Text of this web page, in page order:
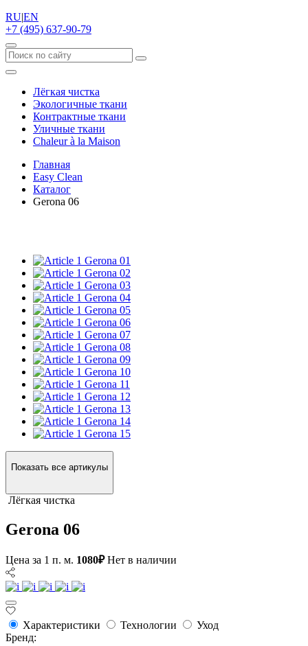
RU|EN
+7 (495) 637-90-79
Лёгкая чистка
Экологичные ткани
Контрактные ткани
Уличные ткани
Сhaleur à la Maison
Главная
Easy Clean
Каталог
Gerona 06
Gerona 01
Gerona 02
Gerona 03
Gerona 04
Gerona 05
Gerona 06
Gerona 07
Gerona 08
Gerona 09
Gerona 10
Gerona 11
Gerona 12
Gerona 13
Gerona 14
Gerona 15
Показать все артикулы
Лёгкая чистка
Gerona 06
Цена за 1 п. м. 1080₽ Нет в наличии
Характеристики Технологии
Уход
Бренд: